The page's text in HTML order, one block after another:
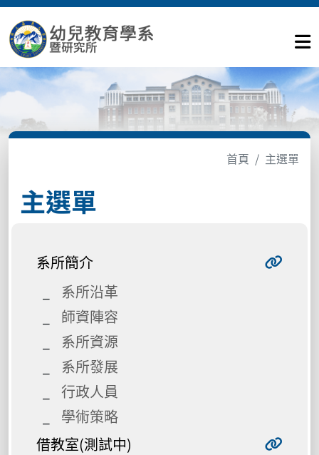
首頁 主選單
主選單
系所簡介
系所沿革
師資陣容
系所資源
系所發展
行政人員
學術策略
借教室(測試中)